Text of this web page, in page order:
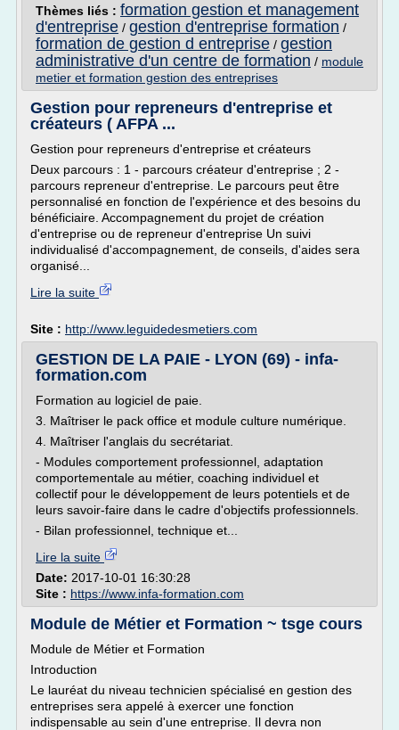
Thèmes liés : formation gestion et management
d'entreprise / gestion d'entreprise formation /
formation de gestion d entreprise / gestion
administrative d'un centre de formation / module
metier et formation gestion des entreprises
Gestion pour repreneurs d'entreprise et
créateurs ( AFPA ...
Gestion pour repreneurs d'entreprise et créateurs
Deux parcours : 1 - parcours créateur d'entreprise ; 2 -
parcours repreneur d'entreprise. Le parcours peut être
personnalisé en fonction de l'expérience et des besoins du
bénéficiaire. Accompagnement du projet de création
d'entreprise ou de repreneur d'entreprise Un suivi
individualisé d'accompagnement, de conseils, d'aides sera
organisé...
Lire la suite
Site : http://www.leguidedesmetiers.com
GESTION DE LA PAIE - LYON (69) - infa-
formation.com
Formation au logiciel de paie.
3. Maîtriser le pack office et module culture numérique.
4. Maîtriser l'anglais du secrétariat.
- Modules comportement professionnel, adaptation
comportementale au métier, coaching individuel et
collectif pour le développement de leurs potentiels et de
leurs savoir-faire dans le cadre d'objectifs professionnels.
- Bilan professionnel, technique et...
Lire la suite
Date: 2017-10-01 16:30:28
Site : https://www.infa-formation.com
Module de Métier et Formation ~ tsge cours
Module de Métier et Formation
Introduction
Le lauréat du niveau technicien spécialisé en gestion des
entreprises sera appelé à exercer une fonction
indispensable au sein d'une entreprise. Il devra non